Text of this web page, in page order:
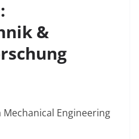
&
Mechanical Engineering